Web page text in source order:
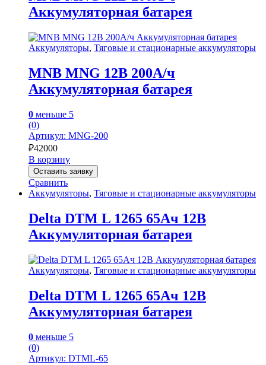
Аккумуляторная батарея
Аккумуляторы, Тяговые и стационарные аккумуляторы
MNB MNG 12В 200А/ч
Аккумуляторная батарея
0 меньше 5
(0)
Артикул: MNG-200
₽42000
В корзину
Оставить заявку
Сравнить
Аккумуляторы, Тяговые и стационарные аккумуляторы
Delta DTM L 1265 65Ач 12В
Аккумуляторная батарея
Аккумуляторы, Тяговые и стационарные аккумуляторы
Delta DTM L 1265 65Ач 12В
Аккумуляторная батарея
0 меньше 5
(0)
Артикул: DTML-65